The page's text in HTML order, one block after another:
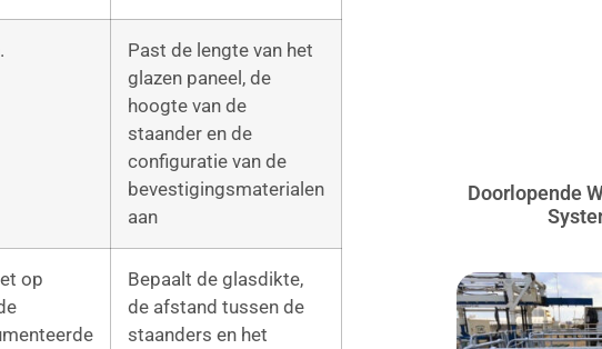
Past de lengte van het
glazen paneel, de
hoogte van de
staander en de
configuratie van de
bevestigingsmaterialen
aan
op
Bepaalt de glasdikte,
de afstand tussen de
staanders en het
Doorlopende